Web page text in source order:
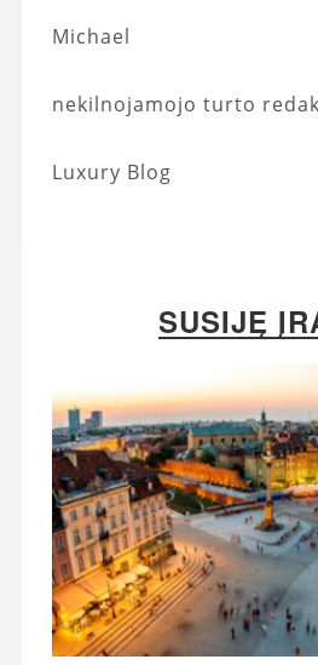
Michael
nekilnojamojo turto
Luxury Blog
SUSIJĘ